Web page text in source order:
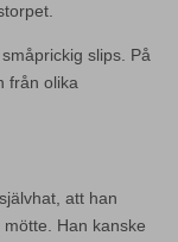
slips. På
från olika
att han
Han kanske